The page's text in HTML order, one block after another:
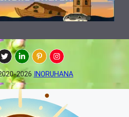
2026 INORUHANA